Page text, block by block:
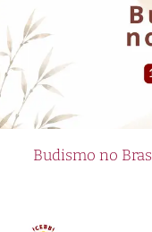
Budismo no